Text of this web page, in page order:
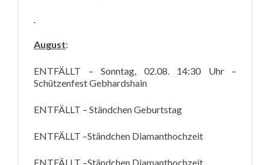
August:
ENTFÄLLT – Sonntag, 02.08. 14:30 Uhr –
Schützenfest Gebhardshain
ENTFÄLLT – Ständchen Geburtstag
ENTFÄLLT –Ständchen Diamanthochzeit
ENTFÄLLT –Ständchen Diamanthochzeit